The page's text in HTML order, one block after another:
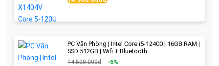
PC Văn Phòng | Intel Core i5-12400 | 16GB RAM |
SSD 512GB | Wifi + Bluetooth
14.500.000đ -6%